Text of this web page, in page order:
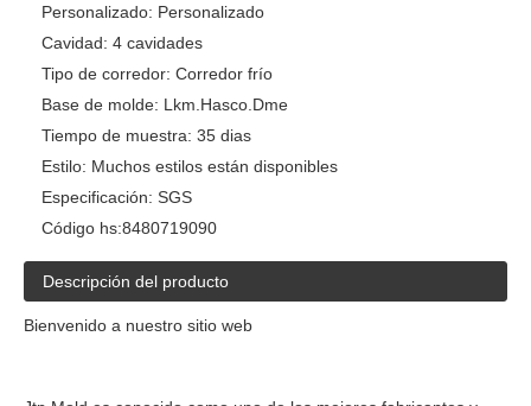
Personalizado: Personalizado
Cavidad: 4 cavidades
Tipo de corredor: Corredor frío
Base de molde: Lkm.Hasco.Dme
Tiempo de muestra: 35 dias
Estilo: Muchos estilos están disponibles
Especificación: SGS
Código hs:8480719090
Descripción del producto
Bienvenido a nuestro sitio web